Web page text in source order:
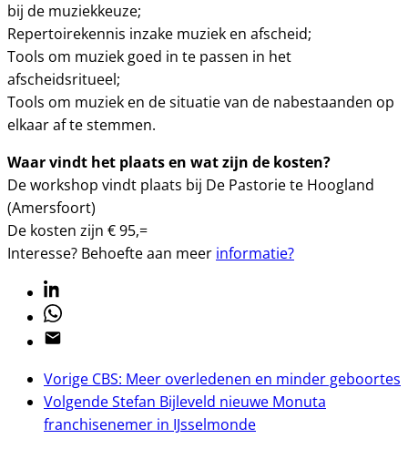
bij de muziekkeuze;
Repertoirekennis inzake muziek en afscheid;
Tools om muziek goed in te passen in het
afscheidsritueel;
Tools om muziek en de situatie van de nabestaanden op
elkaar af te stemmen.
Waar vindt het plaats en wat zijn de kosten?
De workshop vindt plaats bij De Pastorie te Hoogland
(Amersfoort)
De kosten zijn € 95,=
Interesse? Behoefte aan meer informatie?
Linkedin
Whatsapp
Email
Vorige CBS: Meer overledenen en minder geboortes
VolgendeStefan Bijleveld nieuwe Monuta
franchisenemer in IJsselmonde